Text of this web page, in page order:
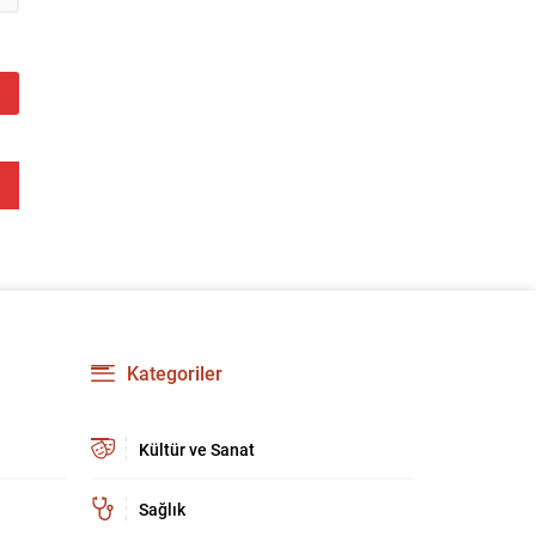
Kategoriler
Kültür ve Sanat
Sağlık